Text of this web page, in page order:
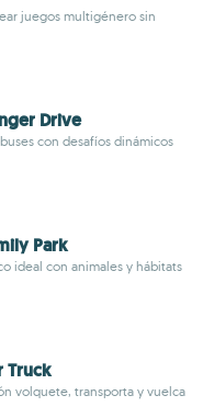
juegos multigénero sin
Drive
con desafíos dinámicos
Park
ideal con animales y hábitats
Truck
volquete, transporta y vuelca